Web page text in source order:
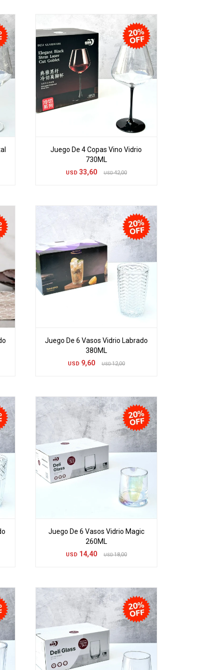
Juego De 4 Copas Vino Vidrio
730ML
USD 33,60 USD 42,00
Juego De 6 Vasos Vidrio Labrado
380ML
USD 9,60 USD 12,00
Juego De 6 Vasos Vidrio Magic
260ML
USD 14,40 USD 18,00